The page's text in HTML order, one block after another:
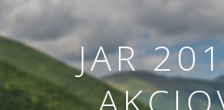
JAR